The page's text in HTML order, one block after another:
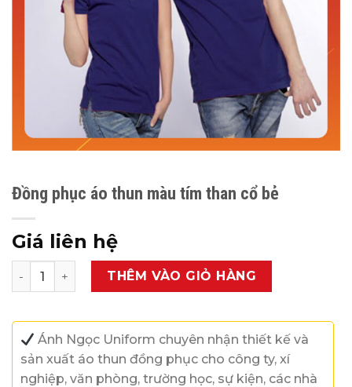
Đồng phục áo thun màu tím than cổ bẻ
Giá liên hệ
Đồng phục áo thun màu tím than cổ bẻ số lượng
THÊM VÀO GIỎ HÀNG
Ánh Ngọc Uniform chuyên nhận thiết kế và
sản xuất áo thun đồng phục cho công ty, xí
nghiệp, văn phòng, trường học, sự kiện, các nhà